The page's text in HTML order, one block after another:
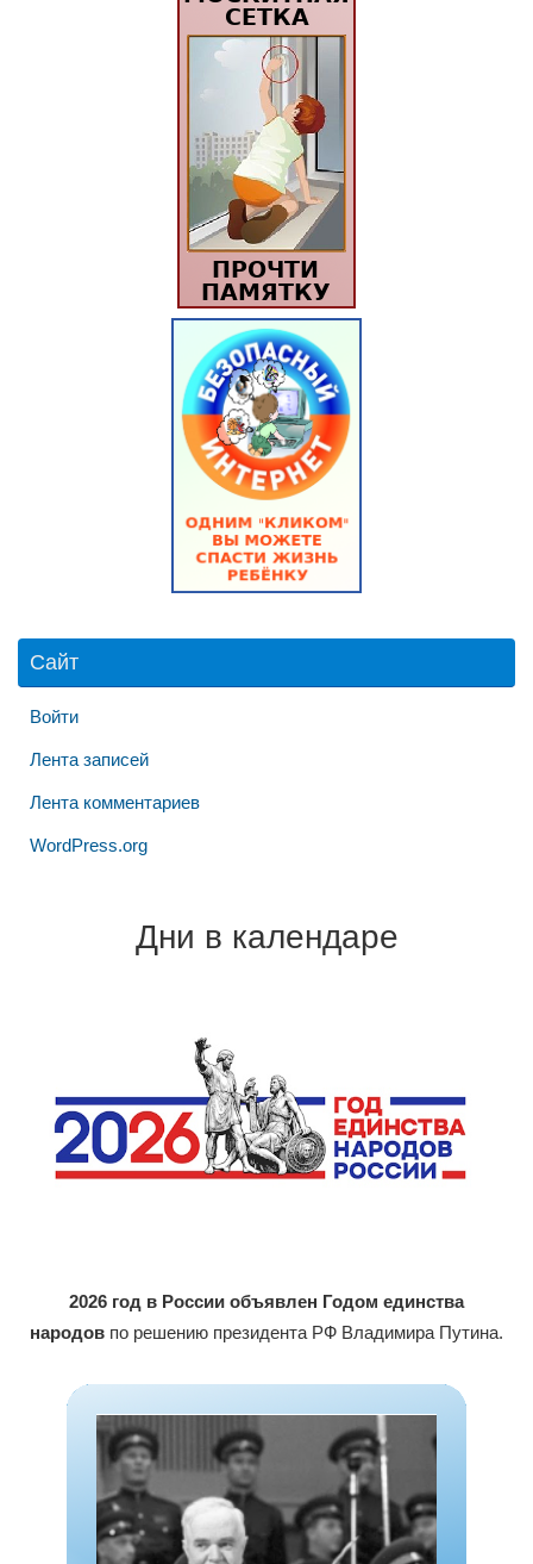
Сайт
Войти
Лента записей
Лента комментариев
WordPress.org
Дни в календаре
2026 год в России объявлен Годом единства
народов по решению президента РФ Владимира Путина.